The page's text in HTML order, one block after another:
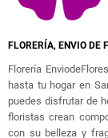
FLORERÍA, ENVIO DE
Florería
hasta tu hogar en
puedes disfrutar de
floristas crean
con su belleza y